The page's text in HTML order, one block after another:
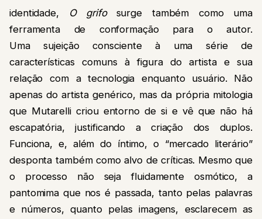
identidade,
O grifo
surge também como uma
ferramenta de conformação para o autor.
Uma sujeição consciente à uma série de
características comuns à figura do artista e sua
relação com a tecnologia enquanto usuário. Não
apenas do artista genérico, mas da própria mitologia
que Mutarelli criou entorno de si e vê que não há
escapatória, justificando a criação dos duplos.
Funciona, e, além do íntimo, o “mercado literário”
desponta também como alvo de críticas. Mesmo que
o processo não seja fluidamente osmótico, a
pantomima que nos é passada, tanto pelas palavras
e números, quanto pelas imagens, esclarecem as